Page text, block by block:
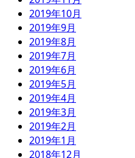
2019年10月
2019年9月
2019年8月
2019年7月
2019年6月
2019年5月
2019年4月
2019年3月
2019年2月
2019年1月
2018年12月